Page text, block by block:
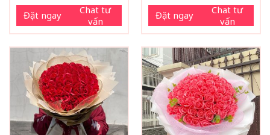
Đặt ngay
Chat tư
vấn
Đặt ngay
Chat tư
vấn